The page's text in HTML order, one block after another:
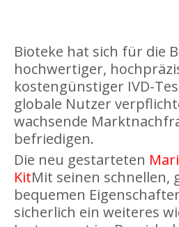
Bioteke hat sich für die
hochwertiger,
kostengünstiger IVD-
globale Nutzer
wachsende
befriedigen.
Die neu gestarteten
KitMit seinen schnellen,
bequemen
sicherlich ein weiteres